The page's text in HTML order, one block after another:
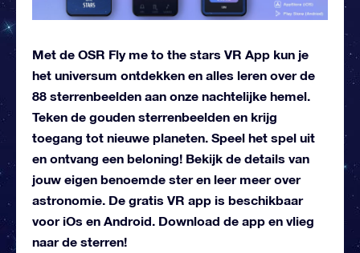
Met de OSR Fly me to the stars VR App kun je
het universum ontdekken en alles leren over de
88 sterrenbeelden aan onze nachtelijke hemel.
Teken de gouden sterrenbeelden en krijg
toegang tot nieuwe planeten. Speel het spel uit
en ontvang een beloning! Bekijk de details van
jouw eigen benoemde ster en leer meer over
astronomie. De gratis VR app is beschikbaar
voor iOs en Android. Download de app en vlieg
naar de sterren!